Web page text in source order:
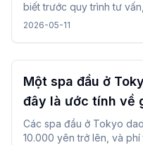
biết trước quy trình tư
pháp đặt chỗ, bạn sẽ có
2026-05-11
Một spa đầu ở
đây là ước tính về
một!
Các spa đầu ở Tokyo
10.000 yên trở lên, và